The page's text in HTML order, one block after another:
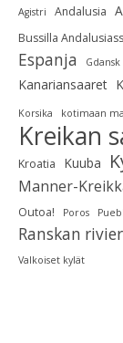
Agistri Andalusia
Bussilla
Espanja Gdansk
Kanariansaaret
Korsika kotimaan
Kreikan
Kroatia Kuuba
Manner-
Outoa!
Poros
Ranskan
Valkoiset kylät